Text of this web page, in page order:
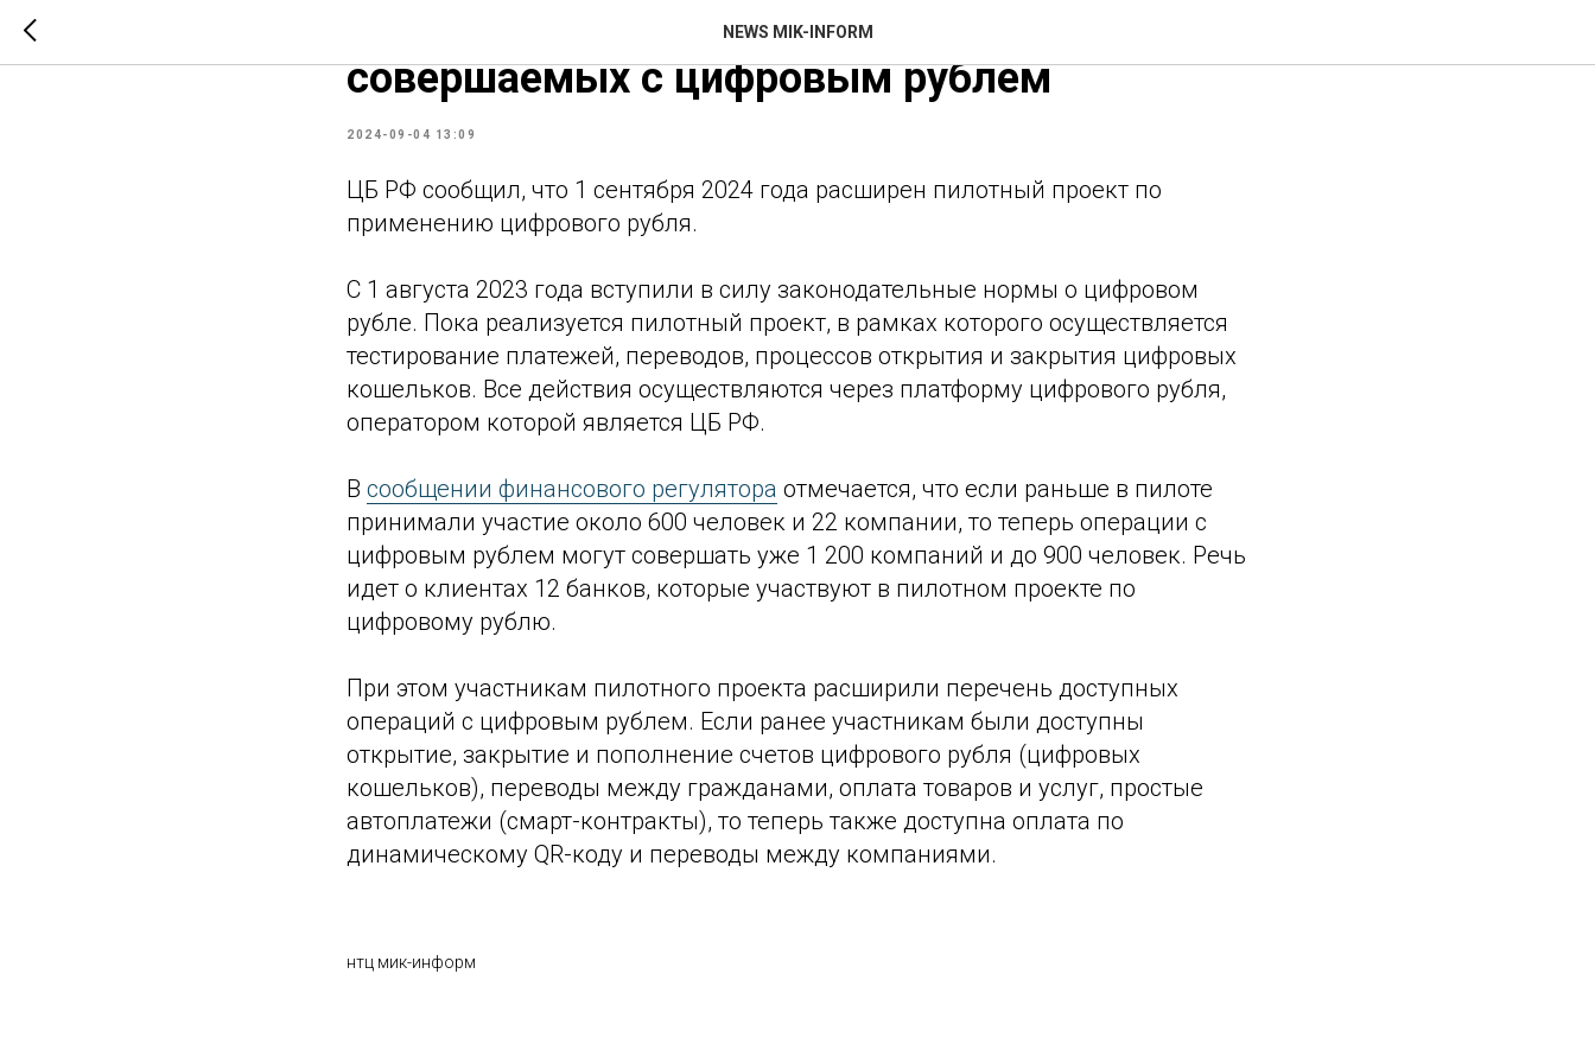
NEWS MIK-INFORM
Компаниям расширили перечень операций,
совершаемых с цифровым рублем
2024-09-04 13:09
ЦБ РФ сообщил, что 1 сентября 2024 года расширен пилотный проект по
применению цифрового рубля.
С 1 августа 2023 года вступили в силу законодательные нормы о цифровом
рубле. Пока реализуется пилотный проект, в рамках которого осуществляется
тестирование платежей, переводов, процессов открытия и закрытия цифровых
кошельков. Все действия осуществляются через платформу цифрового рубля,
оператором которой является ЦБ РФ.
В сообщении финансового регулятора отмечается, что если раньше в пилоте
принимали участие около 600 человек и 22 компании, то теперь операции с
цифровым рублем могут совершать уже 1 200 компаний и до 900 человек. Речь
идет о клиентах 12 банков, которые участвуют в пилотном проекте по
цифровому рублю.
При этом участникам пилотного проекта расширили перечень доступных
операций с цифровым рублем. Если ранее участникам были доступны
открытие, закрытие и пополнение счетов цифрового рубля (цифровых
кошельков), переводы между гражданами, оплата товаров и услуг, простые
автоплатежи (смарт-контракты), то теперь также доступна оплата по
динамическому QR-коду и переводы между компаниями.
нтц мик-информ